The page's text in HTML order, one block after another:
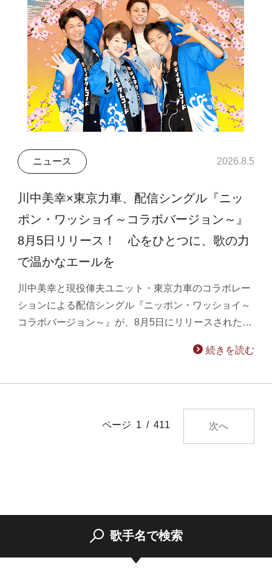
ニュース 2026.8.5
川中美幸×東京力車、配信シングル『ニッ
ポン・ワッショイ～コラボバージョン～』
8月5日リリース！ 心をひとつに、歌の力
で温かなエールを
川中美幸と現役俥夫ユニット・東京力車のコラボレー
ションによる配信シングル『ニッポン・ワッショイ～
コラボバージョン～』が、8月5日にリリースされた…
続きを読む
ページ 1 / 411 次へ
歌手名で検索